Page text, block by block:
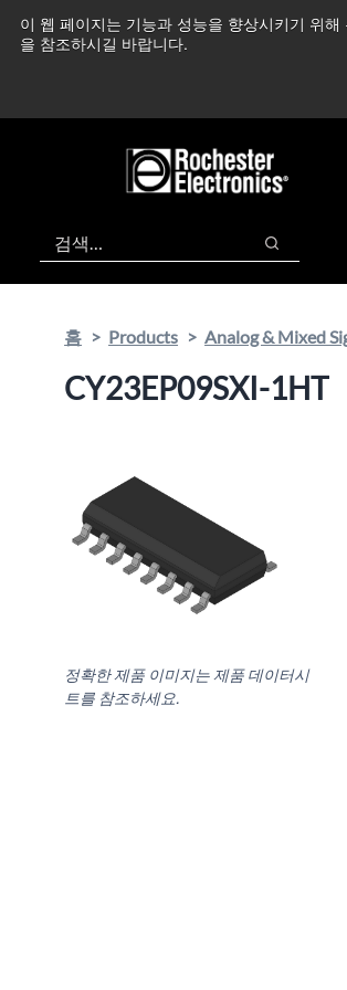
이 웹 페이지는 기능과 성능을 향상시키기 위
을 참조하시길 바랍니다.
츠
건
중
검색
검색
홈 Products Analog & Mixed
CY23EP09SXI-1HT
정확한 제품 이미지는 제품 데이터시
트를 참조하세요.